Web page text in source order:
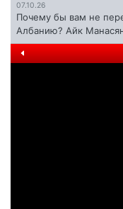
07.10.26
Почему бы вам не
Албанию? Айк